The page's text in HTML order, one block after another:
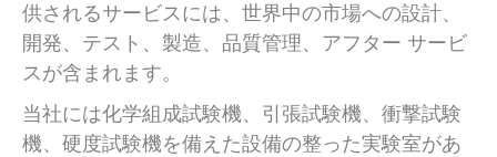
供されるサービスには、世界中の市場への設計、
開発、テスト、製造、品質管理、アフター サービ
スが含まれます。
当社には化学組成試験機、引張試験機、衝撃試験
機、硬度試験機を備えた設備の整った実験室があ